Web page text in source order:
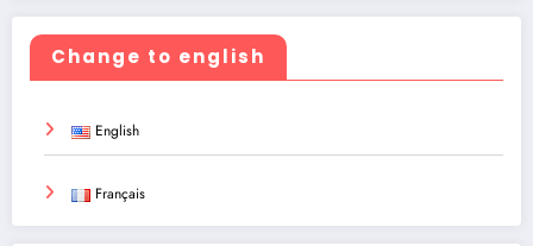
Change to english
English
Français